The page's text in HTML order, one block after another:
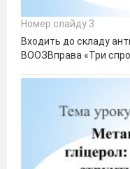
Номер слайду 3
Входить до складу
ВООЗВправа «Три